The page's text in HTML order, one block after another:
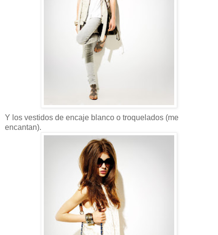
Y los vestidos de encaje blanco o troquelados (me
encantan).